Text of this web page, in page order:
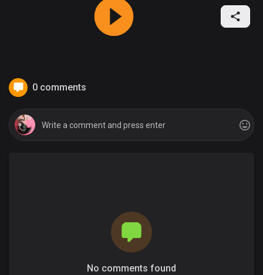
0 comments
No comments found